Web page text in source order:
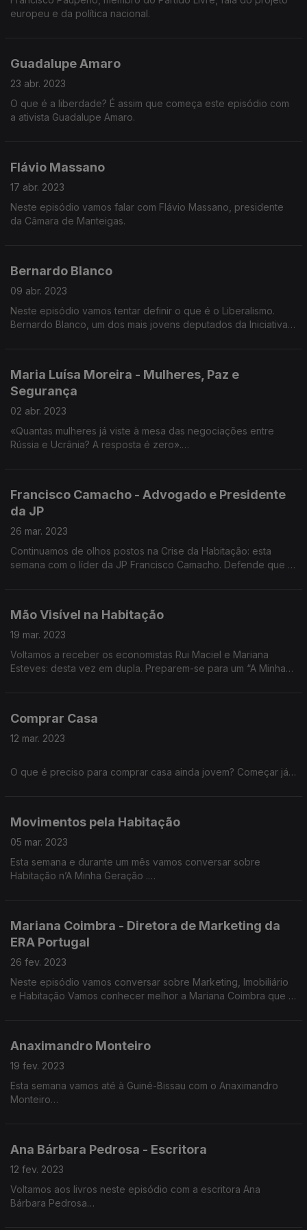
europeu e da política nacional.
Guadalupe Amaro
23 abr. 2023
O que é a liberdade? É assim que começa este episódio com
a ativista Guadalupe Amaro.
Flávio Massano
17 abr. 2023
Neste episódio vamos falar com Flávio Massano, presidente
da Câmara de Manteigas.
Bernardo Blanco
09 abr. 2023
Neste episódio vamos tentar definir o que é o Liberalismo.
Bernardo Blanco, um dos mais jovens deputados da Iniciativa
Maria Luísa Moreira - Mulheres, Paz e
Segurança
02 abr. 2023
«Quantas mulheres já viste à mesa das negociações entre
Rússia e Ucrânia? A resposta é zero».
em Londres no Reino Unido. Atualmente é Secretária-Geral da
WIIS Portugal (Women in International Security) e assessora de
Jorge Moreira da Silva para os Objetivos de Desenvolvimento
Feminista pelo Estado português
Francisco Camacho - Advogado e Presidente
da JP
26 mar. 2023
Continuamos de olhos postos na Crise da Habitação: esta
semana com o líder da JP Francisco Camacho. Defende que a
Mão Visível na Habitação
19 mar. 2023
Voltamos a receber os economistas Rui Maciel e Mariana
Esteves: desta vez em dupla. Preparem-se para um “A Minha
Comprar Casa
12 mar. 2023
O que é preciso para comprar casa ainda jovem? Começar já a
convidados que já passaram pelo programa contam-nos a sua
experiência a comprar casa em Portugal.
Movimentos pela Habitação
05 mar. 2023
Esta semana e durante um mês vamos conversar sobre
Habitação n’A Minha Geração .
Contamos com a participação de Vasco Barata, Bernardo
Alves, Dulce Dengue e Teresa Mamede
Rafael Pinheiro vai juntar-se à conversa através de vídeo.
Mariana Coimbra - Diretora de Marketing da
ERA Portugal
26 fev. 2023
Neste episódio vamos conversar sobre Marketing, Imobiliário
e Habitação Vamos conhecer melhor a Mariana Coimbra que é
Anaximandro Monteiro
19 fev. 2023
Esta semana vamos até à Guiné-Bissau com o Anaximandro
Monteiro
Anaximandro nasceu em 1994 em Bissau. Veio para Portugal
fazer o Ensino Superior
Jovem guineense estudou Recursos Humanos e atualmente
trabalha no Instituto Camões.
Ana Bárbara Pedrosa - Escritora
12 fev. 2023
Voltamos aos livros neste episódio com a escritora Ana
Bárbara Pedrosa